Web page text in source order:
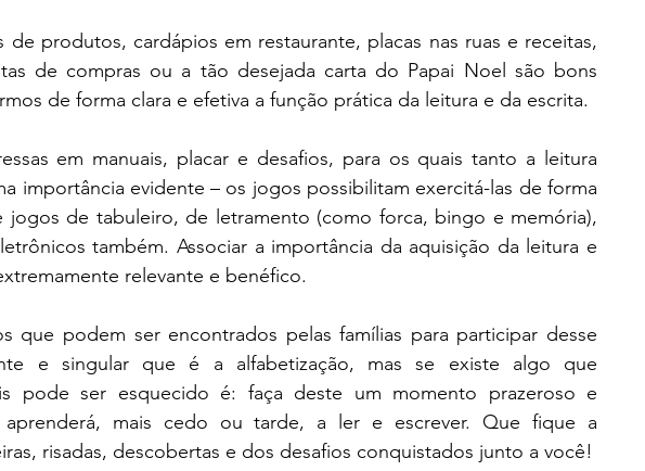
de produtos, cardápios em restaurante, placas nas ruas e receitas,
de compras ou a tão desejada carta do Papai Noel são bons
de forma clara e efetiva a função prática da leitura e da escrita.
em manuais, placar e desafios, para os quais tanto a leitura
importância evidente – os jogos possibilitam exercitá-las de forma
jogos de tabuleiro, de letramento (como forca, bingo e memória),
também. Associar a importância da aquisição da leitura e
relevante e benéfico.
que podem ser encontrados pelas famílias para participar desse
e singular que é a alfabetização, mas se existe algo que
pode ser esquecido é: faça deste um momento prazeroso e
aprenderá, mais cedo ou tarde, a ler e escrever. Que fique a
risadas, descobertas e dos desafios conquistados junto a você!